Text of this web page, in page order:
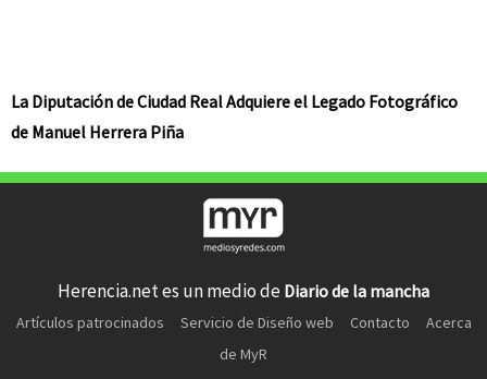
La Diputación de Ciudad Real Adquiere el Legado Fotográfico
de Manuel Herrera Piña
Herencia.net es un medio de Diario de la mancha
Artículos patrocinados Servicio de Diseño web Contacto
Acerca
de MyR